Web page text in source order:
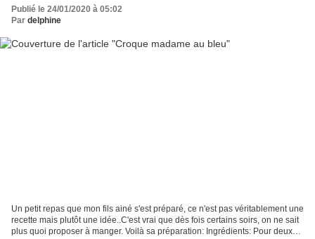
Publié le 24/01/2020 à 05:02
Par delphine
Un petit repas que mon fils ainé s'est préparé, ce n'est pas véritablement une
recette mais plutôt une idée..C'est vrai que dès fois certains soirs, on ne sait
plus quoi proposer à manger. Voilà sa préparation: Ingrédients: Pour deux